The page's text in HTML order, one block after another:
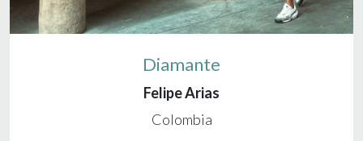
Diamante
Felipe Arias
Colombia